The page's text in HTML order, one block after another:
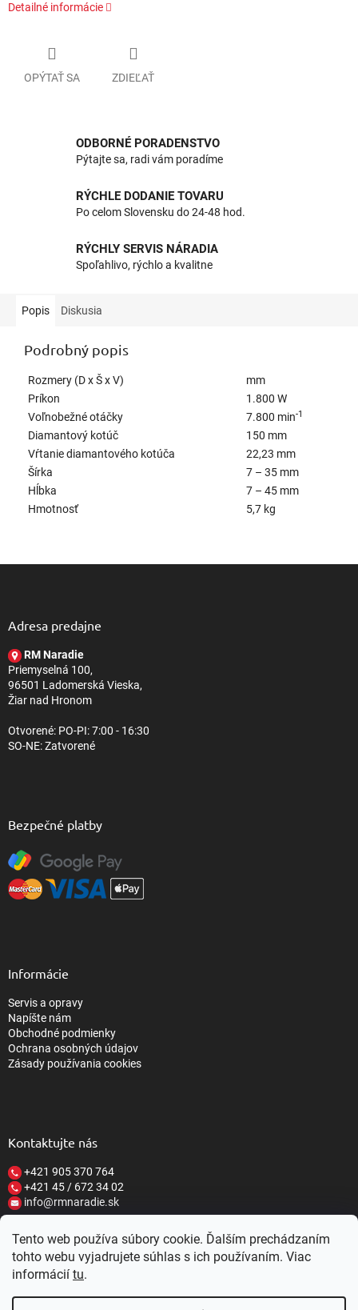
Tento web používa súbory cookie. Ďalším prechádzaním
tohto webu vyjadrujete súhlas s ich používaním. Viac
informácií tu.
Detailné informácie
OPÝTAŤ SA ZDIEĽAŤ
ODBORNÉ PORADENSTVO
Pýtajte sa, radi vám poradíme
RÝCHLE DODANIE TOVARU
Po celom Slovensku do 24-48 hod.
RÝCHLY SERVIS NÁRADIA
Spoľahlivo, rýchlo a kvalitne
Popis Diskusia
Podrobný popis
Rozmery (D x Š x V)
mm
Príkon
1.800 W
Voľnobežné otáčky
7.800 min-1
Diamantový kotúč
150 mm
Vŕtanie diamantového kotúča
22,23 mm
Šírka
7 – 35 mm
Hĺbka
7 – 45 mm
Hmotnosť
5,7 kg
Adresa predajne
RM Naradie
Priemyselná 100,
96501 Ladomerská Vieska,
Žiar nad Hronom
Otvorené: PO-PI: 7:00 - 16:30
SO-NE: Zatvorené
Bezpečné platby
Informácie
Servis a opravy
Napíšte nám
Obchodné podmienky
Ochrana osobných údajov
Zásady používania cookies
Kontaktujte nás
+421 905 370 764
+421 45 / 672 34 02
info@rmnaradie.sk